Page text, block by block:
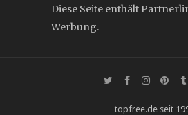
Diese Seite enthält
Werbung.
topfree.de seit